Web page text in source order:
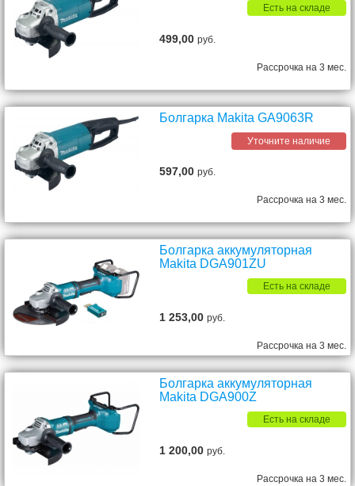
Есть на складе
499,00руб.
Рассрочка на 3 мес.
Болгарка Makita GA9063R
Уточните наличие
597,00руб.
Рассрочка на 3 мес.
Болгарка аккумуляторная
Makita DGA901ZU
Есть на складе
1 253,00руб.
Рассрочка на 3 мес.
Болгарка аккумуляторная
Makita DGA900Z
Есть на складе
1 200,00руб.
Рассрочка на 3 мес.